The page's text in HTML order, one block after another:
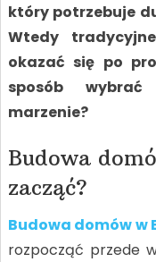
który potrzebuje
Wtedy
okazać się po
sposób
marzenie?
Budowa
zacząć?
Budowa domów w
rozpocząć przede